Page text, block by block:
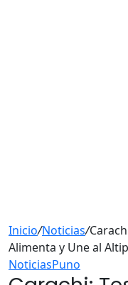
Inicio/Noticias/
Alimenta y Une al
NoticiasPuno